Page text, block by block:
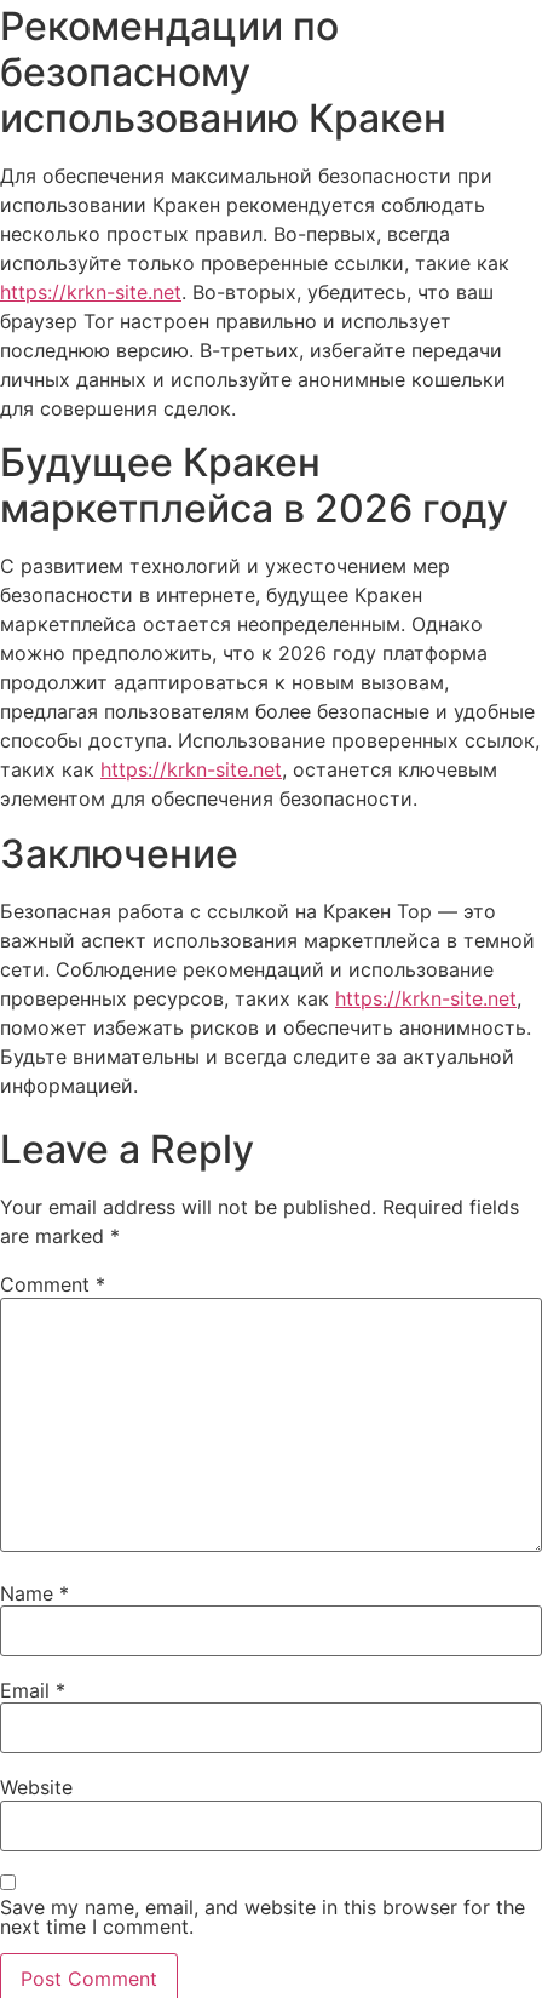
Рекомендации по
безопасному
использованию Кракен
Для обеспечения максимальной безопасности при
использовании Кракен рекомендуется соблюдать
несколько простых правил. Во-первых, всегда
используйте только проверенные ссылки, такие как
https://krkn-site.net. Во-вторых, убедитесь, что ваш
браузер Tor настроен правильно и использует
последнюю версию. В-третьих, избегайте передачи
личных данных и используйте анонимные кошельки
для совершения сделок.
Будущее Кракен
маркетплейса в 2026 году
С развитием технологий и ужесточением мер
безопасности в интернете, будущее Кракен
маркетплейса остается неопределенным. Однако
можно предположить, что к 2026 году платформа
продолжит адаптироваться к новым вызовам,
предлагая пользователям более безопасные и удобные
способы доступа. Использование проверенных ссылок,
таких как https://krkn-site.net, останется ключевым
элементом для обеспечения безопасности.
Заключение
Безопасная работа с ссылкой на Кракен Тор — это
важный аспект использования маркетплейса в темной
сети. Соблюдение рекомендаций и использование
проверенных ресурсов, таких как https://krkn-site.net,
поможет избежать рисков и обеспечить анонимность.
Будьте внимательны и всегда следите за актуальной
информацией.
Leave a Reply
Your email address will not be published. Required fields
are marked *
Comment *
Name *
Email *
Website
Save my name, email, and website in this browser for the
next time I comment.